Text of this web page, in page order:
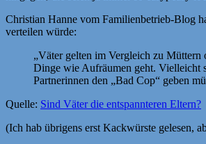
Christian Hanne vom Familienbetrieb-Blog
verteilen würde:
„Väter gelten im Vergleich zu Müttern
Dinge wie Aufräumen geht. Vielleicht
Partnerinnen den „Bad Cop“ geben
Quelle: Sind Väter die entspannteren Eltern?
(Ich hab übrigens erst Kackwürste gelesen,